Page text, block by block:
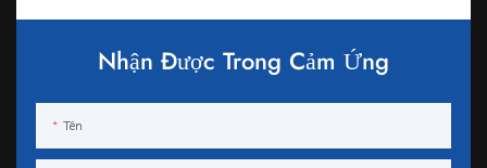
Nhận Được Trong Cảm Ứng
Tên